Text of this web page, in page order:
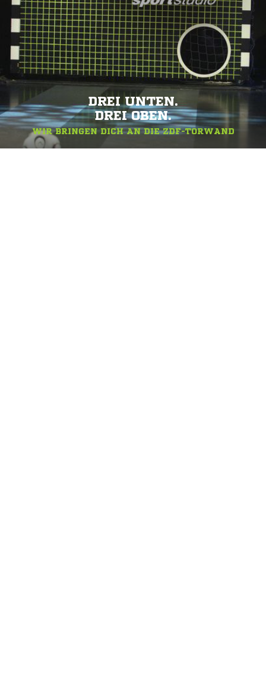
DREI UNTEN.
DREI OBEN.
WIR BRINGEN DICH AN DIE ZDF-TORWAND